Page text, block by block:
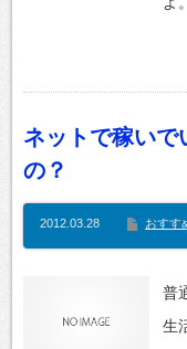
ネットで稼いで
の？
2012.03.28 おすす
普
生